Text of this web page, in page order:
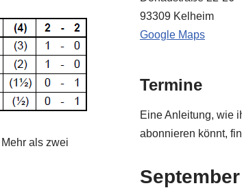
als zwei
93309 Kelheim
Google Maps
Termine
Eine Anleitung, wie
abonnieren könnt,